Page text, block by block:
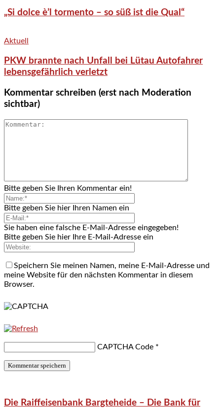
„Si dolce è’l tormento – so süß ist die Qual“
Aktuell
PKW brannte nach Unfall bei Lütau Autofahrer
lebensgefährlich verletzt
Kommentar schreiben (erst nach Moderation
sichtbar)
Bitte geben Sie Ihren Kommentar ein!
Bitte geben Sie hier Ihren Namen ein
Sie haben eine falsche E-Mail-Adresse eingegeben!
Bitte geben Sie hier Ihre E-Mail-Adresse ein
Speichern Sie meinen Namen, meine E-Mail-Adresse und
meine Website für den nächsten Kommentar in diesem
Browser.
CAPTCHA Code *
Die Raiffeisenbank Bargteheide – Die Bank für